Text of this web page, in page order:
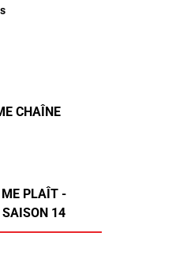
CHAÎNE
PLAÎT -
SAISON 14